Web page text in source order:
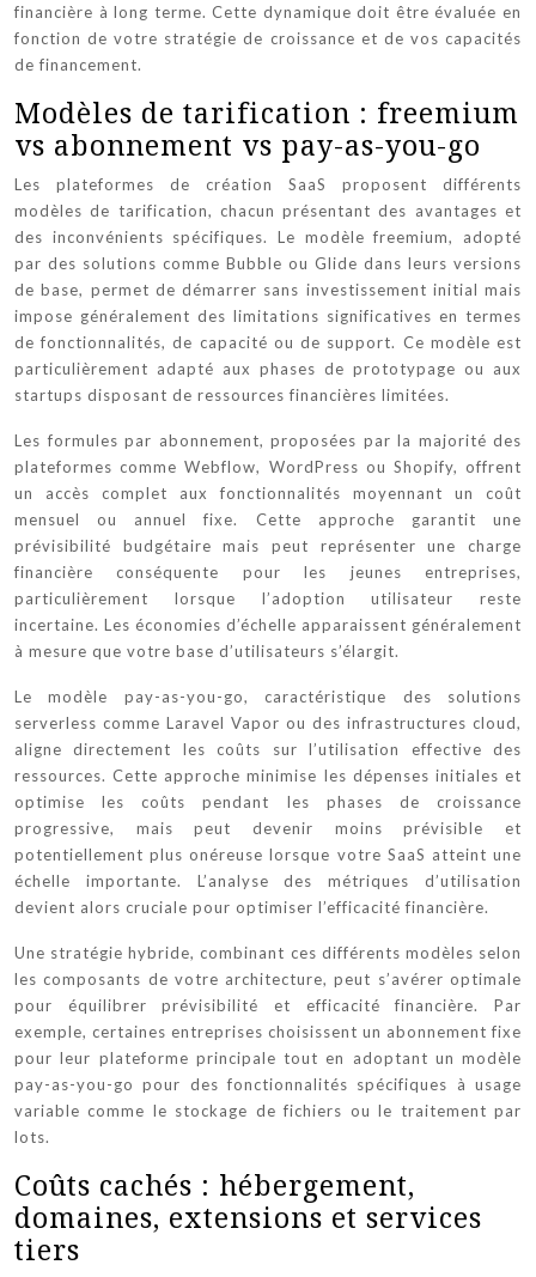
financière à long terme. Cette dynamique doit être évaluée en
fonction de votre stratégie de croissance et de vos capacités
de financement.
Modèles de tarification : freemium
vs abonnement vs pay-as-you-go
Les plateformes de création SaaS proposent différents
modèles de tarification, chacun présentant des avantages et
des inconvénients spécifiques. Le modèle freemium, adopté
par des solutions comme Bubble ou Glide dans leurs versions
de base, permet de démarrer sans investissement initial mais
impose généralement des limitations significatives en termes
de fonctionnalités, de capacité ou de support. Ce modèle est
particulièrement adapté aux phases de prototypage ou aux
startups disposant de ressources financières limitées.
Les formules par abonnement, proposées par la majorité des
plateformes comme Webflow, WordPress ou Shopify, offrent
un accès complet aux fonctionnalités moyennant un coût
mensuel ou annuel fixe. Cette approche garantit une
prévisibilité budgétaire mais peut représenter une charge
financière conséquente pour les jeunes entreprises,
particulièrement lorsque l’adoption utilisateur reste
incertaine. Les économies d’échelle apparaissent généralement
à mesure que votre base d’utilisateurs s’élargit.
Le modèle pay-as-you-go, caractéristique des solutions
serverless comme Laravel Vapor ou des infrastructures cloud,
aligne directement les coûts sur l’utilisation effective des
ressources. Cette approche minimise les dépenses initiales et
optimise les coûts pendant les phases de croissance
progressive, mais peut devenir moins prévisible et
potentiellement plus onéreuse lorsque votre SaaS atteint une
échelle importante. L’analyse des métriques d’utilisation
devient alors cruciale pour optimiser l’efficacité financière.
Une stratégie hybride, combinant ces différents modèles selon
les composants de votre architecture, peut s’avérer optimale
pour équilibrer prévisibilité et efficacité financière. Par
exemple, certaines entreprises choisissent un abonnement fixe
pour leur plateforme principale tout en adoptant un modèle
pay-as-you-go pour des fonctionnalités spécifiques à usage
variable comme le stockage de fichiers ou le traitement par
lots.
Coûts cachés : hébergement,
domaines, extensions et services
tiers